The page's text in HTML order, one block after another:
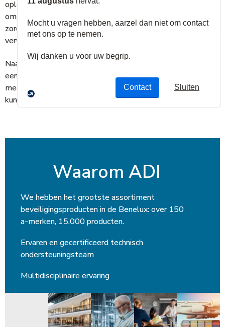
oplossen van problemen op afstand en zal op basis van uw
omschrijving de beste oplossing verstrekken om ervoor te
zorgen dat u het resultaat kunt leveren dat uw klant
verwacht.
Naast een telefonische hotline helpen wij u ook graag via
een remote viewing tool. Hiermee kunnen onze experts
meekijken via uw telefooncamera om nog gerichter te
kunnen helpen en tijd te besparen.
Waarom ADI
We hebben het grootste assortiment
beveiligingsproducten in de Benelux: over 150
a-merken, 15.000 producten.
Ervaren en gecertificeerd technisch
ondersteuningsteam
Multidisciplinaire ervaring